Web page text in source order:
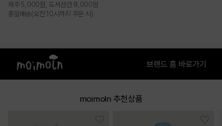
제주 5,000원, 도서산간 8,000원
총알배송(오전 10시까지 주문 시)
moimoln 추천상품